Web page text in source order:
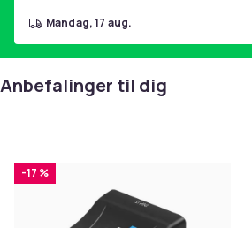
mandag, 17 aug.
Anbefalinger til dig
-17 %